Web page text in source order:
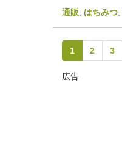
番
号
通販
はちみつ
1 2 3
広告